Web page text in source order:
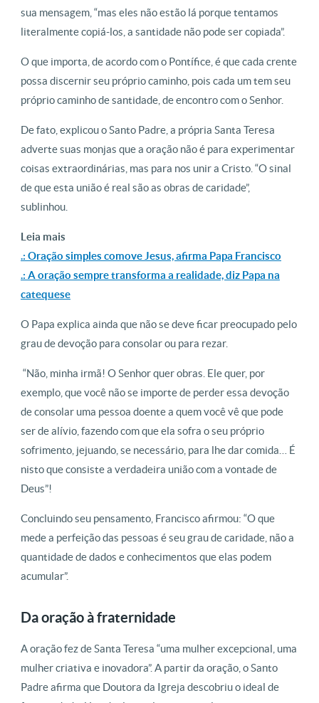
sua mensagem, “mas eles não estão lá porque tentamos
literalmente copiá-los, a santidade não pode ser copiada”.
O que importa, de acordo com o Pontífice, é que cada crente
possa discernir seu próprio caminho, pois cada um tem seu
próprio caminho de santidade, de encontro com o Senhor.
De fato, explicou o Santo Padre, a própria Santa Teresa
adverte suas monjas que a oração não é para experimentar
coisas extraordinárias, mas para nos unir a Cristo. “O sinal
de que esta união é real são as obras de caridade”,
sublinhou.
Leia mais
.: Oração simples comove Jesus, afirma Papa Francisco
.: A oração sempre transforma a realidade, diz Papa na
catequese
O Papa explica ainda que não se deve ficar preocupado pelo
grau de devoção para consolar ou para rezar.
“Não, minha irmã! O Senhor quer obras. Ele quer, por
exemplo, que você não se importe de perder essa devoção
de consolar uma pessoa doente a quem você vê que pode
ser de alívio, fazendo com que ela sofra o seu próprio
sofrimento, jejuando, se necessário, para lhe dar comida… É
nisto que consiste a verdadeira união com a vontade de
Deus”!
Concluindo seu pensamento, Francisco afirmou: “O que
mede a perfeição das pessoas é seu grau de caridade, não a
quantidade de dados e conhecimentos que elas podem
acumular”.
Da oração à fraternidade
A oração fez de Santa Teresa “uma mulher excepcional, uma
mulher criativa e inovadora”. A partir da oração, o Santo
Padre afirma que Doutora da Igreja descobriu o ideal de